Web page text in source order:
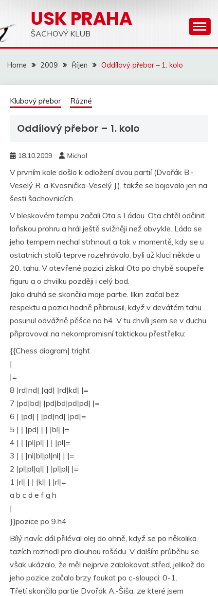
content
USK PRAHA
ŠACHOVÝ KLUB
Home 2009 Říjen Oddílový přebor – 1. kolo
Klubový přebor Různé
Oddílový přebor – 1. kolo
18.10.2009 Michal
V prvním kole došlo k odložení dvou partií (Dvořák B.-
Veselý R. a Kvasnička-Veselý J.), takže se bojovalo jen na
šesti šachovnicích.
V bleskovém tempu začali Ota s Ládou. Ota chtěl odčinit
loňskou prohru a hrál ještě svižněji než obvykle. Láda se
jeho tempem nechal strhnout a tak v momentě, kdy se u
ostatních stolů teprve rozehrávalo, byli už kluci někde u
20. tahu. V otevřené pozici získal Ota po chybě soupeře
figuru a o chvilku později i celý bod.
Jako druhá se skončila moje partie. Ilkin začal bez
respektu a pozici hodně přibrousil, když v devátém tahu
posunul odvážně pěšce na h4. V tu chvíli jsem se v duchu
připravoval na nekompromisní taktickou přestřelku:
{{Chess diagram| tright
|
|=
8 |rd|nd| |qd| |rd|kd| |=
7 |pd|bd| |pd|bd|pd|pd| |=
6 | |pd| | |pd|nd| |pd|=
5 | | |pd| | | |bl| |=
4 | | |pl|pl| | | |pl|=
3 | | |nl|bl|pl|nl| | |=
2 |pl|pl|ql| | |pl|pl| |=
1 |rl| | | |kl| | |rl|=
a b c d e f g h
|
}}pozice po 9.h4
Bílý navíc dál přiléval olej do ohně, když se po několika
tazích rozhodl pro dlouhou rošádu. V dalším průběhu se
však ukázalo, že měl nejprve zablokovat střed, jelikož do
jeho pozice začalo brzy foukat po c-sloupci: 0-1.
Třetí skončila partie Dvořák A.-Šíša, ze které jsem